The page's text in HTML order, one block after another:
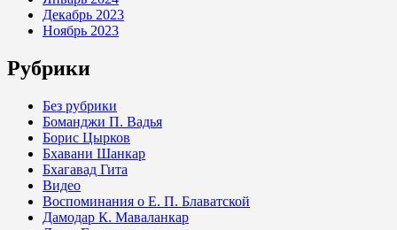
Декабрь 2023
Ноябрь 2023
Рубрики
Без рубрики
Боманджи П. Вадья
Борис Цырков
Бхавани Шанкар
Бхагавад Гита
Видео
Воспоминания о Е. П. Блаватской
Дамодар К. Маваланкар